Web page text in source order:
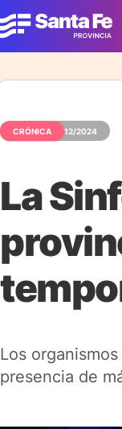
CRÓNICA 14/12/2024
La
Los
presencia de